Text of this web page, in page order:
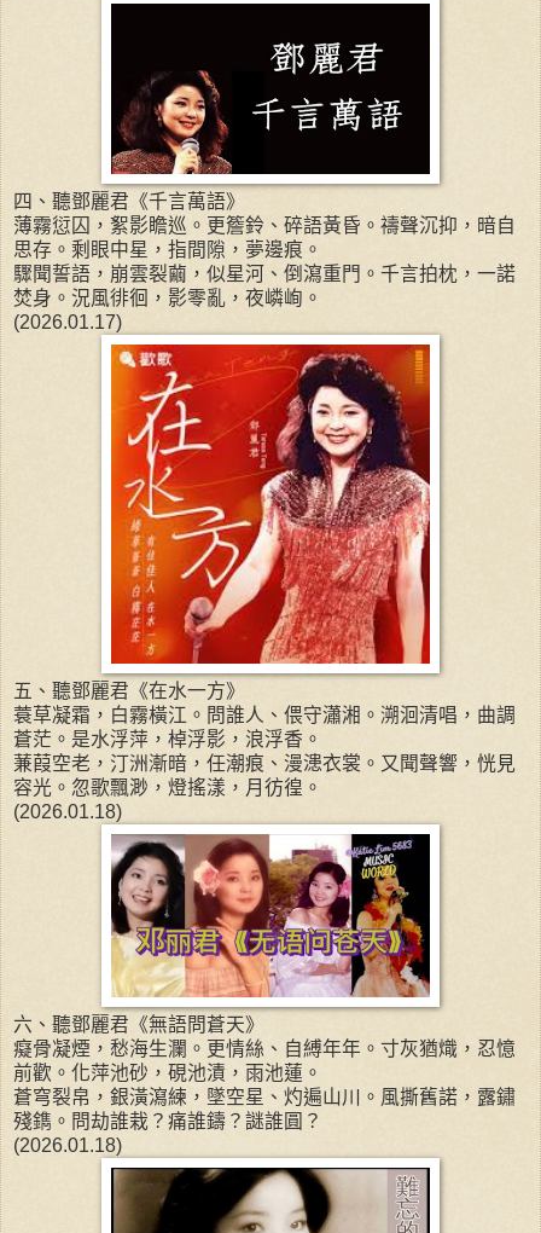
四、聽鄧麗君《千言萬語》
薄霧愆囚，絮影瞻巡。更簷鈴、碎語黃昏。禱聲沉抑，暗自
思存。剩眼中星，指間隙，夢邊痕。
驟聞誓語，崩雲裂繭，似星河、倒瀉重門。千言拍枕，一諾
焚身。況風徘徊，影零亂，夜嶙峋。
(2026.01.17)
五、聽鄧麗君《在水一方》
蓑草凝霜，白霧橫江。問誰人、偎守瀟湘。溯洄清唱，曲調
蒼茫。是水浮萍，棹浮影，浪浮香。
蒹葭空老，汀洲漸暗，任潮痕、漫漶衣裳。又聞聲響，恍見
容光。忽歌飄渺，燈搖漾，月彷徨。
(2026.01.18)
六、聽鄧麗君《無語問蒼天》
癡骨凝煙，愁海生瀾。更情絲、自縛年年。寸灰猶熾，忍憶
前歡。化萍池砂，硯池漬，雨池蓮。
蒼穹裂帛，銀潢瀉練，墜空星、灼遍山川。風撕舊諾，露鏽
殘鐫。問劫誰栽？痛誰鑄？謎誰圓？
(2026.01.18)